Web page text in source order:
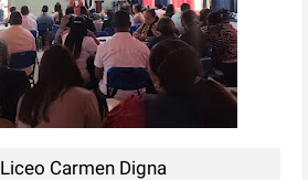
Liceo Carmen Digna